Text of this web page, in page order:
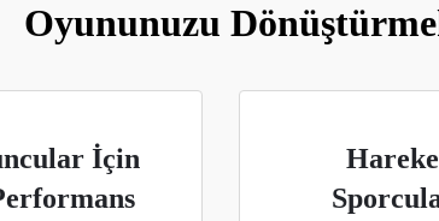
Oyununuzu
İçin